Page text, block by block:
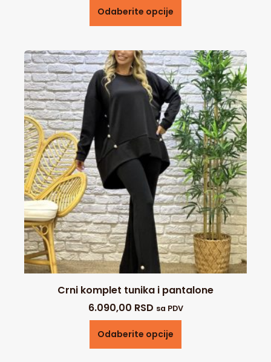
Odaberite opcije
Crni komplet tunika i pantalone
6.090,00 RSD sa PDV
Odaberite opcije